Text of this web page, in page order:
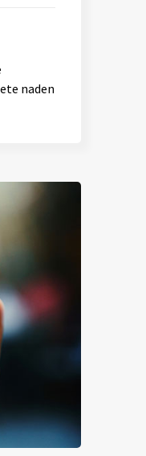
naden